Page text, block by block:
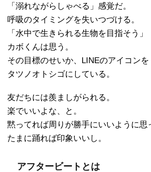
「溺れながらしゃべる」感覚だ。
呼吸のタイミングを失いつづける。
「水中で生きられる生物を目指そう」
カボくんは思う。
その目標のせいか、LINEのアイコンを
タツノオトシゴにしている。
友だちには羨ましがられる。
楽でいいよな、と。
黙ってれば周りが勝手にいいように思
たまに踊れば印象いいし。
アフタービートとは